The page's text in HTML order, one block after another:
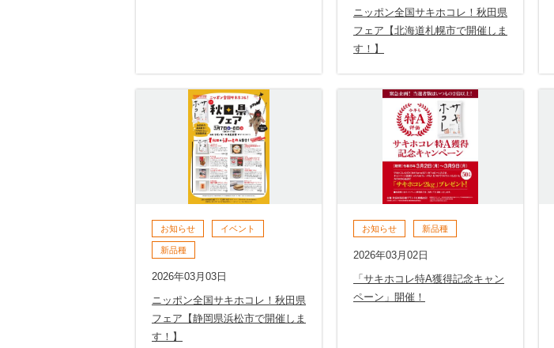
ニッポン全国サキホコレ！秋田県
フェア【北海道札幌市で開催しま
す！】
お知らせ イベント
新品種
2026年03月03日
ニッポン全国サキホコレ！秋田県
フェア【静岡県浜松市で開催しま
す！】
お知らせ 新品種
2026年03月02日
「サキホコレ特A獲得記念キャン
ペーン」開催！